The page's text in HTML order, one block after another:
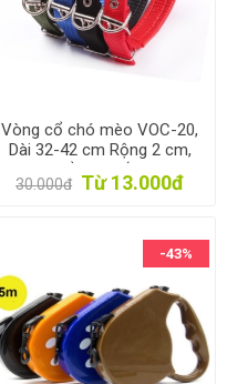
Vòng cổ chó mèo VOC-20,
Dài 32-42 cm Rộng 2 cm,
Dây cổ có chốt khóa
30.000đ Từ 13.000đ
-43%